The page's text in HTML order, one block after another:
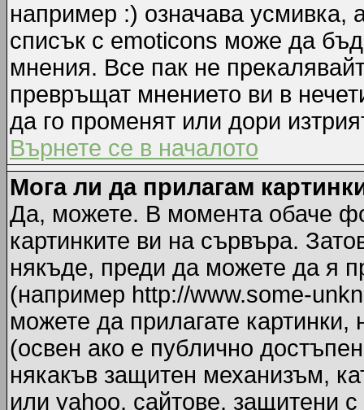
например :) означава усмивка,
списък с emoticons може да
мнения. Все пак не
превръщат мнението ви в
да го променят или дори
Върнете се в началото
Мога ли да прилагам
Да, можете. В момента обаче
картинките ви на сървъра.
някъде, преди да можете да я
(например http://www.some-
можете да прилагате
(освен ако е публично
някакъв защитен механизъм,
или yahoo, сайтове, защитени